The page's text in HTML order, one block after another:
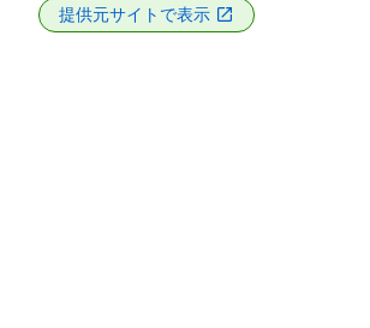
提供元サイトで表示